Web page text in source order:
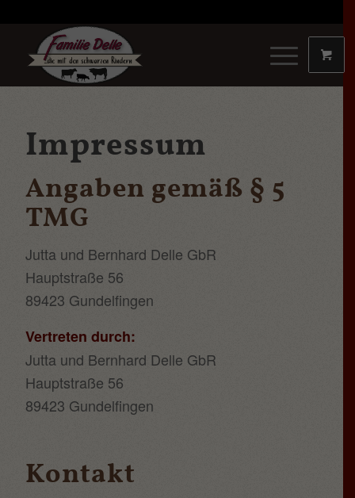
Impressum
Angaben gemäß § 5
TMG
Jutta und Bernhard Delle GbR
Hauptstraße 56
89423 Gundelfingen
Vertreten durch:
Jutta und Bernhard Delle GbR
Hauptstraße 56
89423 Gundelfingen
Kontakt